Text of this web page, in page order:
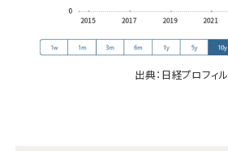
出典： 日経プロフィル